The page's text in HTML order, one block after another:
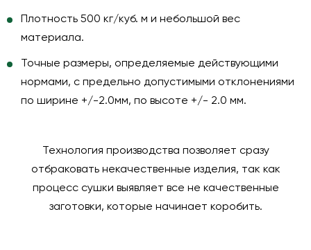
Плотность 500 кг/куб. м и небольшой вес
материала.
Точные размеры, определяемые действующими
нормами, с предельно допустимыми отклонениями
по ширине +/-2.0мм, по высоте +/- 2.0 мм.
Технология производства позволяет сразу
отбраковать некачественные изделия, так как
процесс сушки выявляет все не качественные
заготовки, которые начинает коробить.